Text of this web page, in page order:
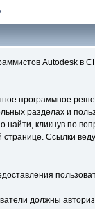
Autodesk в
программное
разделах и
кликнув по
Ссылки
должны